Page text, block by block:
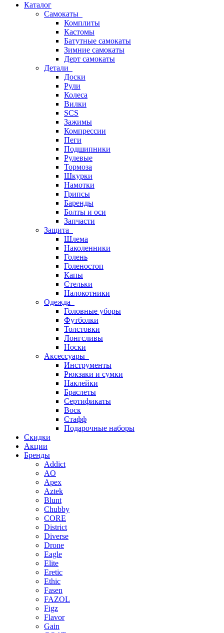
Каталог
Самокаты
Комплиты
Кастомы
Батутные самокаты
Зимние самокаты
Дерт самокаты
Детали
Доски
Рули
Колеса
Вилки
SCS
Зажимы
Компрессии
Пеги
Подшипники
Рулевые
Тормоза
Шкурки
Намотки
Грипсы
Баренды
Болты и оси
Запчасти
Защита
Шлема
Наколенники
Голень
Голеностоп
Капы
Стельки
Налокотники
Одежда
Головные уборы
Футболки
Толстовки
Лонгсливы
Носки
Аксессуары
Инструменты
Рюкзаки и сумки
Наклейки
Браслеты
Сертификаты
Воск
Стафф
Подарочные наборы
Скидки
Акции
Бренды
Addict
AO
Apex
Aztek
Blunt
Chubby
CORE
District
Diverse
Drone
Eagle
Elite
Eretic
Ethic
Fasen
FAZOL
Figz
Flavor
Gain